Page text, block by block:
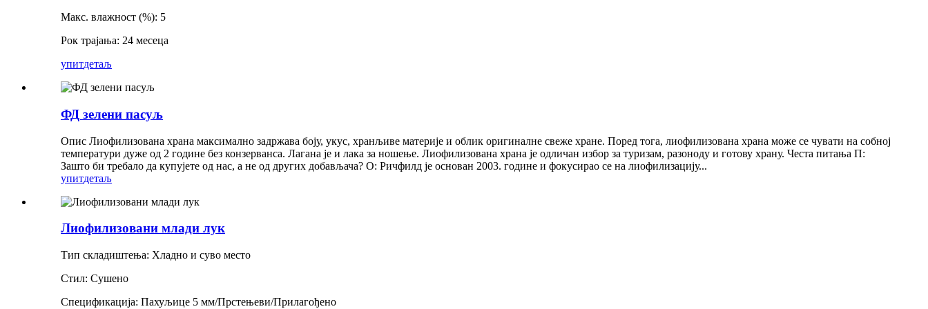
Макс. влажност (%): 5
Рок трајања: 24 месеца
упитдетаљ
ФД зелени пасуљ
Опис Лиофилизована храна максимално задржава боју, укус, хранљиве материје и облик оригиналне свеже хране. Поред тога, лиофилизована храна може се чувати на собној
температури дуже од 2 године без конзерванса. Лагана је и лака за ношење. Лиофилизована храна је одличан избор за туризам, разоноду и готову храну. Честа питања П:
Зашто би требало да купујете од нас, а не од других добављача? О: Ричфилд је основан 2003. године и фокусирао се на лиофилизацију...
упитдетаљ
Лиофилизовани млади лук
Тип складиштења: Хладно и суво место
Стил: Сушено
Спецификација: Пахуљице 5 мм/Прстењеви/Прилагођено